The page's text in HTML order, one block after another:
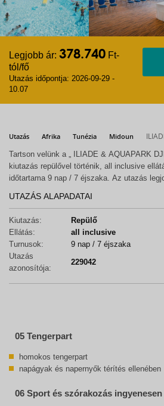
Legjobb ár: 378.740 Ft-
tól/fő
Utazás időpontja: 2026-09-29 -
10.07
Utazás Afrika Tunézia Midoun
Tartson velünk a „ ILIADE & AQUAPARK
kiutazás repülővel történik, all inclusive
UTAZÁS ALAPADATAI
Kiutazás:
Repülő
Ellátás:
all inclusive
Turnusok:
9 nap / 7 éjszaka
Utazás
azonosítója:
229042
05 Tengerpart
homokos tengerpart
napágyak és napernyők térítés ellenében
06 Sport és szórakozás ingyenesen